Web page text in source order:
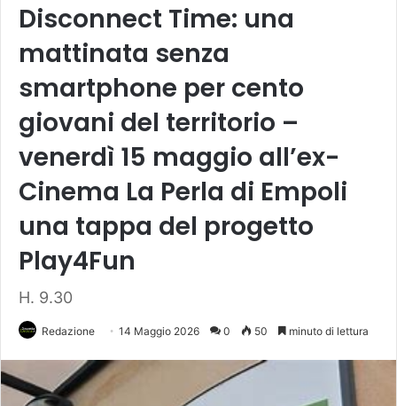
Disconnect Time: una
mattinata senza
smartphone per cento
giovani del territorio –
venerdì 15 maggio all’ex-
Cinema La Perla di Empoli
una tappa del progetto
Play4Fun
H. 9.30
Redazione 14 Maggio 2026 0 50 minuto di lettura